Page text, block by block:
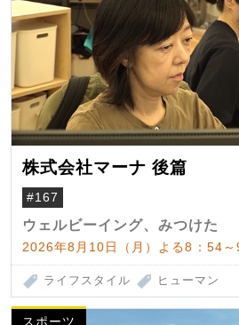
株式会社マーナ 後篇
#167
ウェルビーイング、みつけた
2026年8月10日（月）よる8：54
ライフスタイル ヒューマン
スポーツ